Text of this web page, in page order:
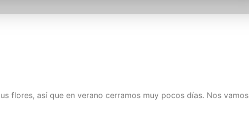
flores, así que en verano cerramos muy pocos días. Nos vamos